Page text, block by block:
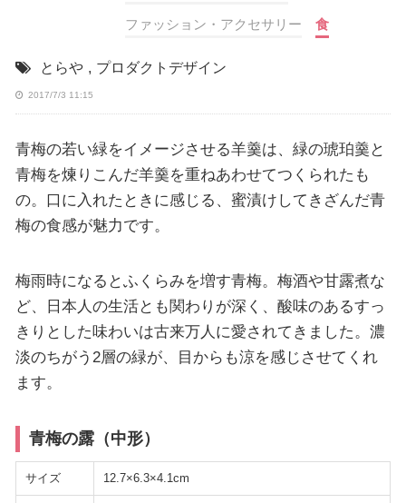
ファッション・アクセサリー 食
とらや , プロダクトデザイン
2017/7/3 11:15
青梅の若い緑をイメージさせる羊羹は、緑の琥珀羹と
青梅を煉りこんだ羊羹を重ねあわせてつくられたも
の。口に入れたときに感じる、蜜漬けしてきざんだ青
梅の食感が魅力です。
梅雨時になるとふくらみを増す青梅。梅酒や甘露煮な
ど、日本人の生活とも関わりが深く、酸味のあるすっ
きりとした味わいは古来万人に愛されてきました。濃
淡のちがう2層の緑が、目からも涼を感じさせてくれ
ます。
青梅の露（中形）
サイズ 12.7×6.3×4.1cm